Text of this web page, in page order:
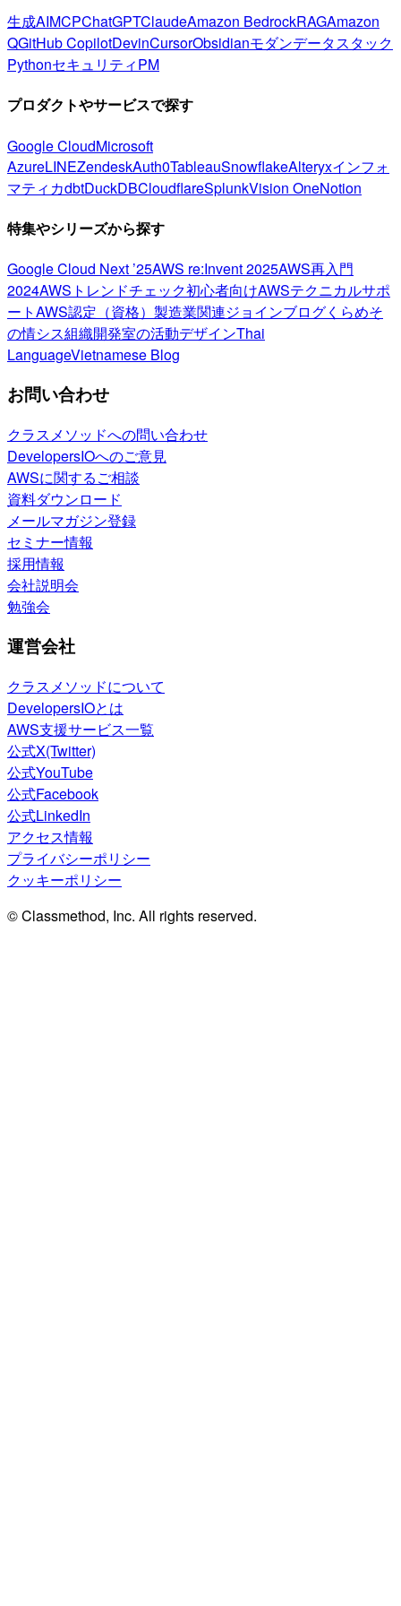
生成AIMCPChatGPTClaudeAmazon BedrockRAGAmazon
QGitHub CopilotDevinCursorObsidianモダンデータスタック
PythonセキュリティPM
プロダクトやサービスで探す
Google CloudMicrosoft
AzureLINEZendeskAuth0TableauSnowflakeAlteryxインフォ
マティカdbtDuckDBCloudflareSplunkVision OneNotion
特集やシリーズから探す
Google Cloud Next ’25AWS re:Invent 2025AWS再入門
2024AWSトレンドチェック初心者向けAWSテクニカルサポ
ートAWS認定（資格） 製造業関連ジョインブログくらめそ
の情シス組織開発室の活動デザインThai
LanguageVietnamese Blog
お問い合わせ
クラスメソッドへの問い合わせ
DevelopersIOへのご意見
AWSに関するご相談
資料ダウンロード
メールマガジン登録
セミナー情報
採用情報
会社説明会
勉強会
運営会社
クラスメソッドについて
DevelopersIOとは
AWS支援サービス一覧
公式X(Twitter)
公式YouTube
公式Facebook
公式LinkedIn
アクセス情報
プライバシーポリシー
クッキーポリシー
© Classmethod, Inc. All rights reserved.